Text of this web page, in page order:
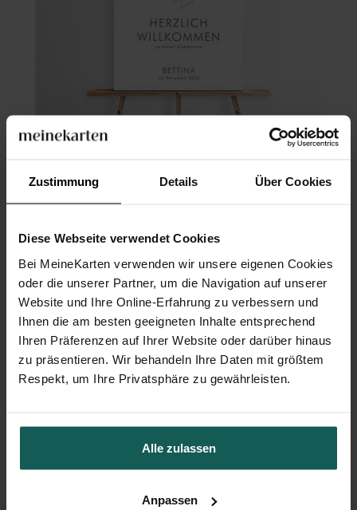
Zustimmung Details Über Cookies
Diese Webseite verwendet Cookies
Bei MeineKarten verwenden wir unsere eigenen Cookies
oder die unserer Partner, um die Navigation auf unserer
Website und Ihre Online-Erfahrung zu verbessern und
Ihnen die am besten geeigneten Inhalte entsprechend
Ihren Präferenzen auf Ihrer Website oder darüber hinaus
zu präsentieren. Wir behandeln Ihre Daten mit größtem
Respekt, um Ihre Privatsphäre zu gewährleisten.
Alle zulassen
Anpassen
Flaschenetikett Kommunion